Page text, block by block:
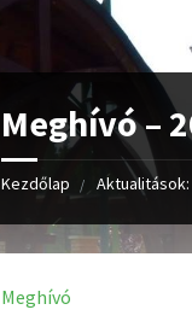
Meghívó –
Kezdőlap Aktualitások:
Meghívó